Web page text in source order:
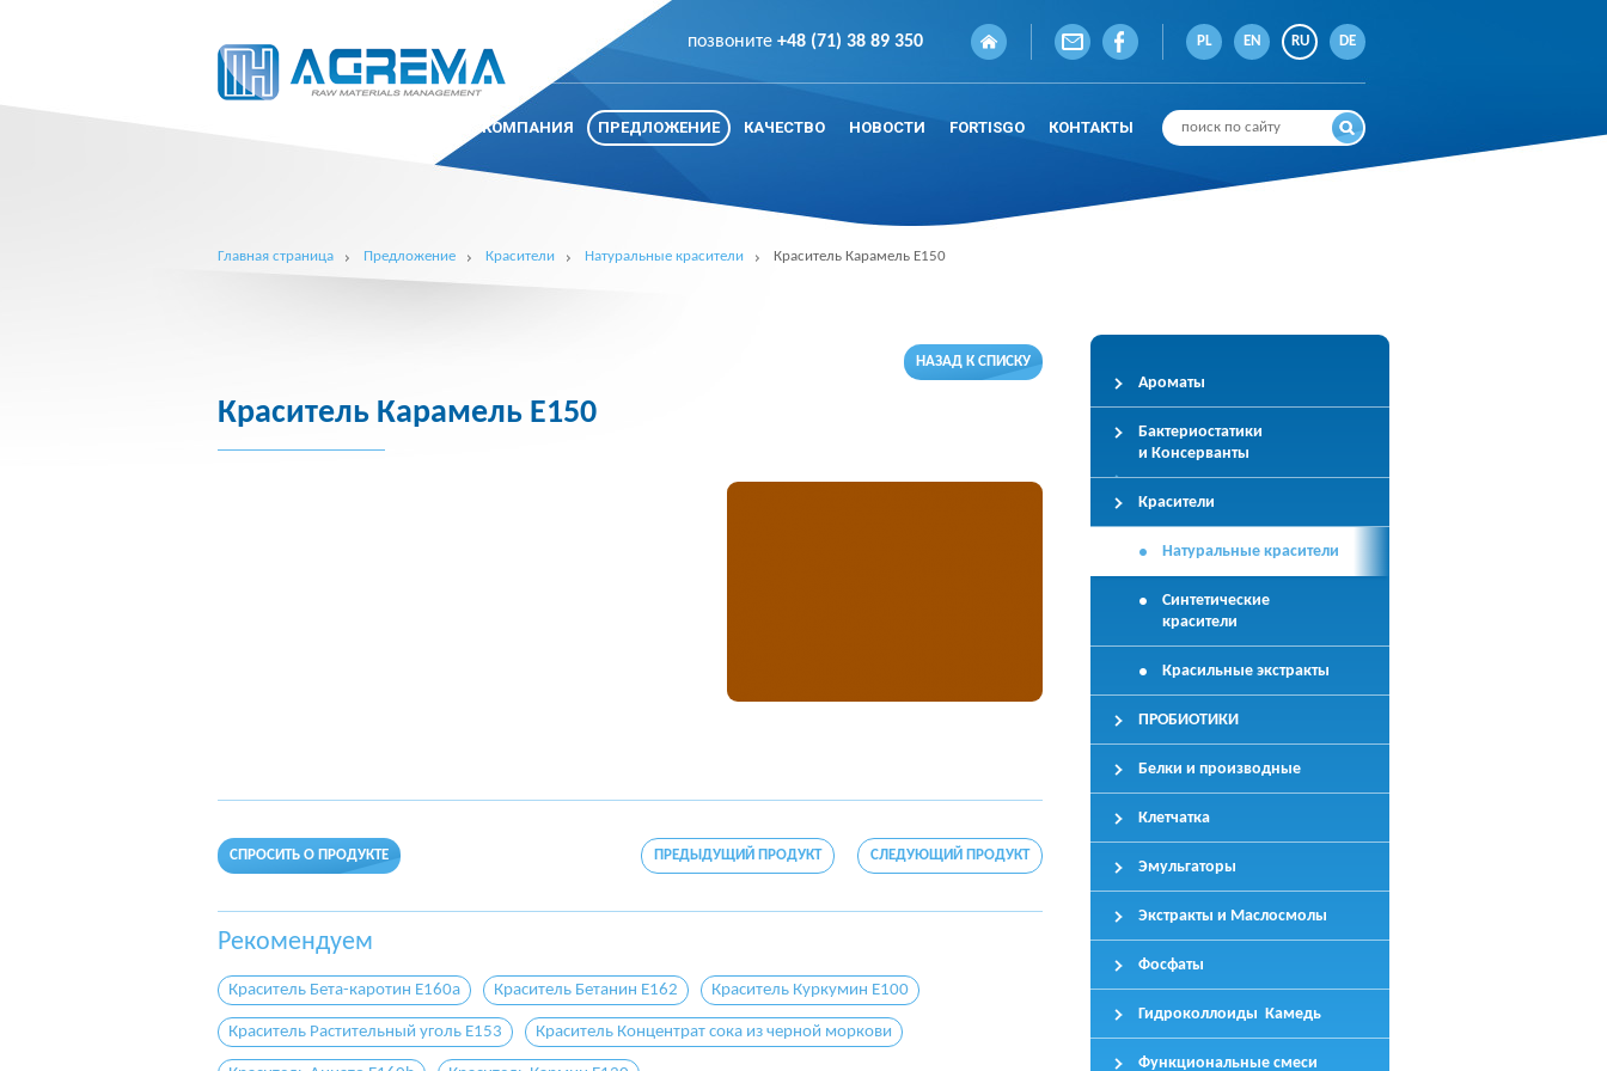
позвоните +48 (71) 38 89 350 PL EN RU DE
КОМПАНИЯ ПРЕДЛОЖЕНИЕ КАЧЕСТВО НОВОСТИ FORTISGO КОНТАКТЫ
Главная страница Предложение Красители Натуральные красители Краситель Карамель E150
Ароматы
Бактериостатики
и Консерванты
Красители
Натуральные красители
Синтетические
красители
Красильные экстракты
ПРОБИОТИКИ
Белки и производные
Клетчатка
Эмульгаторы
Экстракты и Маслосмолы
Фосфаты
Гидроколлоиды Камедь
Функциональные смеси
НАЗАД К СПИСКУ
Краситель Карамель E150
СПРОСИТЬ О ПРОДУКТЕ ПРЕДЫДУЩИЙ ПРОДУКТ СЛЕДУЮЩИЙ ПРОДУКТ
Рекомендуем
Краситель Бета-каротин E160a Краситель Бетанин E162 Краситель Куркумин E100
Краситель Растительный уголь E153 Краситель Концентрат сока из черной моркови